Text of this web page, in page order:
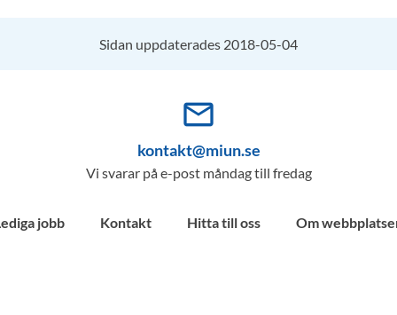
Sidan uppdaterades 2018-05-04
mail_outline
kontakt@miun.se
Vi svarar på e-post måndag till fredag
jobb Kontakt Hitta till oss Om